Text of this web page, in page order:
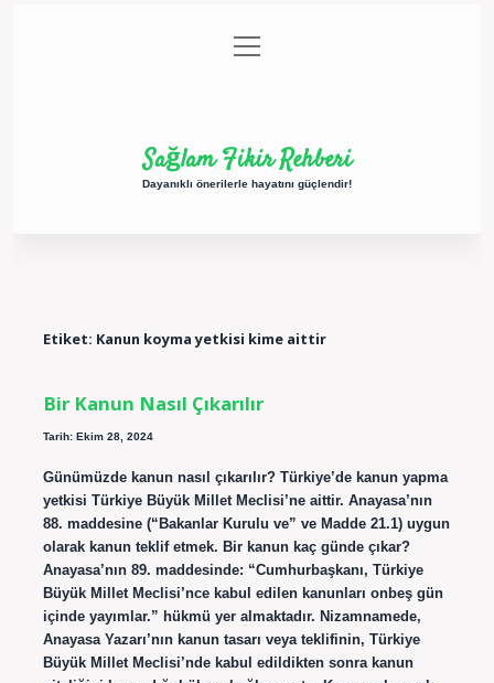
Gizlilik Politikası
menüyü
aç
Sağlam Fikir Rehberi
Dayanıklı önerilerle hayatını güçlendir!
Etiket: Kanun koyma yetkisi kime aittir
Bir Kanun Nasıl Çıkarılır
Tarih: Ekim 28, 2024
Günümüzde kanun nasıl çıkarılır? Türkiye’de kanun yapma
yetkisi Türkiye Büyük Millet Meclisi’ne aittir. Anayasa’nın
88. maddesine (“Bakanlar Kurulu ve” ve Madde 21.1) uygun
olarak kanun teklif etmek. Bir kanun kaç günde çıkar?
Anayasa’nın 89. maddesinde: “Cumhurbaşkanı, Türkiye
Büyük Millet Meclisi’nce kabul edilen kanunları onbeş gün
içinde yayımlar.” hükmü yer almaktadır. Nizamnamede,
Anayasa Yazarı’nın kanun tasarı veya teklifinin, Türkiye
Büyük Millet Meclisi’nde kabul edildikten sonra kanun